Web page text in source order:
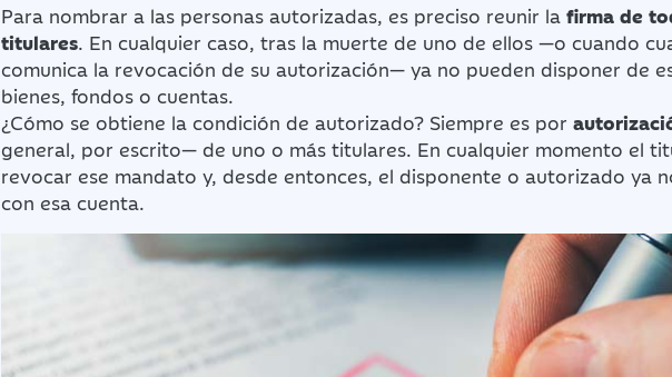
Para nombrar a las personas autorizadas, es preciso reunir la firma de
titulares. En cualquier caso, tras la muerte de uno de ellos —o cuando
comunica la revocación de su autorización— ya no pueden disponer de
bienes, fondos o cuentas.
¿Cómo se obtiene la condición de autorizado? Siempre es por
general, por escrito— de uno o más titulares. En cualquier momento el
revocar ese mandato y, desde entonces, el disponente o autorizado ya
con esa cuenta.